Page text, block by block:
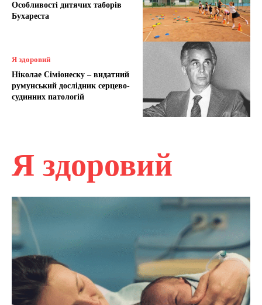
Особливості дитячих таборів
Бухареста
Я здоровий
Ніколае Сіміонеску – видатний
румунський дослідник серцево-
судинних патологій
Я здоровий